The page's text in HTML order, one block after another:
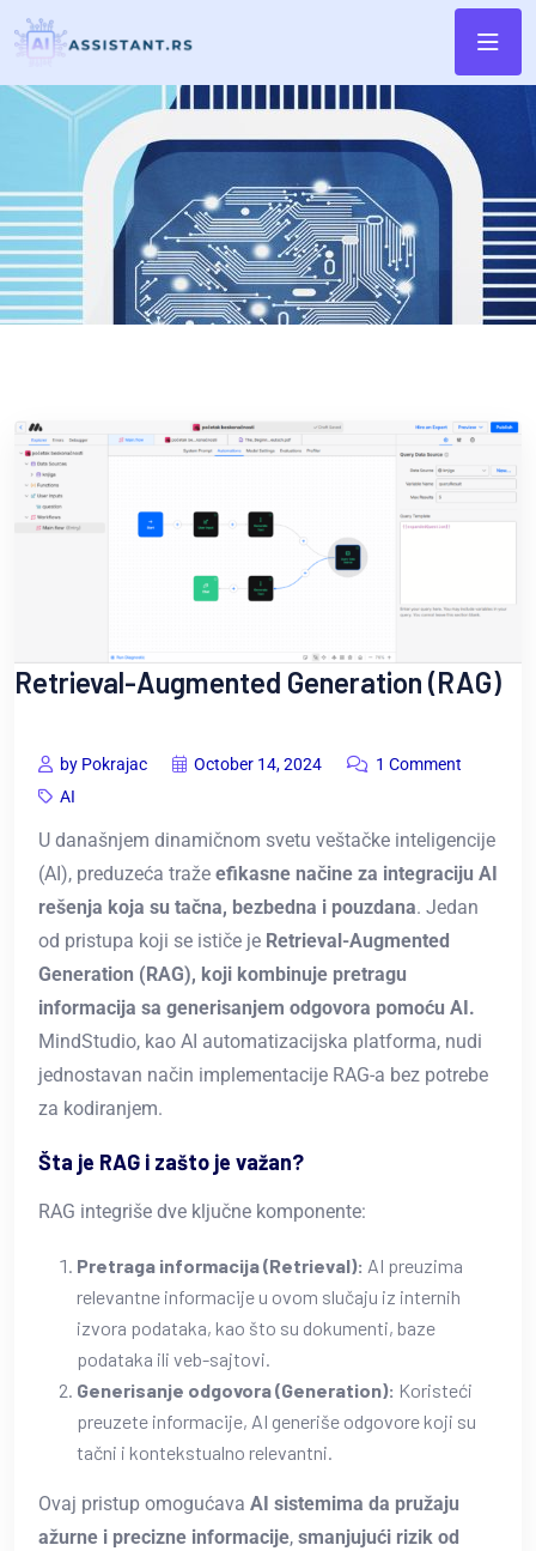
Retrieval-Augmented Generation (RAG)
by Pokrajac October 14, 2024
1 Comment
AI
U današnjem dinamičnom svetu veštačke inteligencije
(AI), preduzeća traže efikasne načine za integraciju AI
rešenja koja su tačna, bezbedna i pouzdana. Jedan
od pristupa koji se ističe je Retrieval-Augmented
Generation (RAG), koji kombinuje pretragu
informacija sa generisanjem odgovora pomoću AI.
MindStudio, kao AI automatizacijska platforma, nudi
jednostavan način implementacije RAG-a bez potrebe
za kodiranjem.
Šta je RAG i zašto je važan?
RAG integriše dve ključne komponente:
Pretraga informacija (Retrieval): AI preuzima
relevantne informacije u ovom slučaju iz internih
izvora podataka, kao što su dokumenti, baze
podataka ili veb-sajtovi.
Generisanje odgovora (Generation): Koristeći
preuzete informacije, AI generiše odgovore koji su
tačni i kontekstualno relevantni.
Ovaj pristup omogućava AI sistemima da pružaju
ažurne i precizne informacije, smanjujući rizik od